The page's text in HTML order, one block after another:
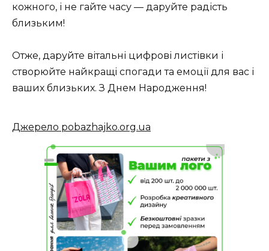
кожного, і не гайте часу — даруйте радість
близьким!
Отже, даруйте вітальні цифрові листівки і
створюйте найкращі спогади та емоції для вас і
ваших близьких. З Днем Народження!
Джерело pobazhajko.org.ua